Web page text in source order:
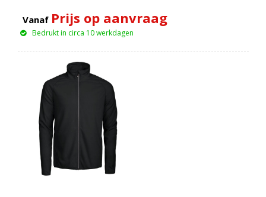
Vanaf Prijs op aanvraag
Bedrukt in circa 10 werkdagen